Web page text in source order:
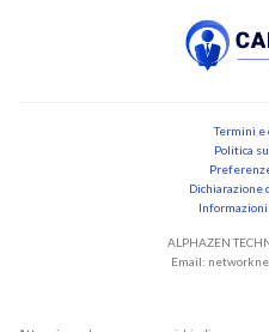
Termini e
Politica
Dichiarazione
ALPHAZEN
Email: